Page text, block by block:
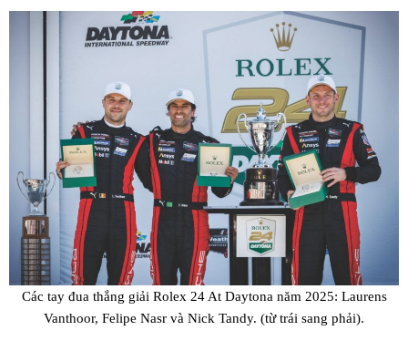
Các tay đua thắng giải Rolex 24 At Daytona năm 2025: Laurens
Vanthoor, Felipe Nasr và Nick Tandy. (từ trái sang phải).